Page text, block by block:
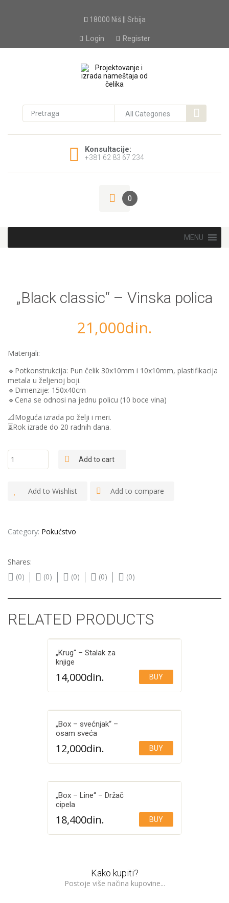
18000 Niš || Srbija
Login Register
Konsultacije:
+381 62 83 67 234
0
MENU
„Black classic“ – Vinska polica
21,000din.
Materijali:
🔹Potkonstrukcija: Pun čelik 30x10mm i 10x10mm, plastifikacija
metala u željenoj boji.
🔹Dimenzije: 150x40cm
🔹Cena se odnosi na jednu policu (10 boce vina)
📐Moguća izrada po želji i meri.
⏳Rok izrade do 20 radnih dana.
"Black
classic" -
quantity
Add to cart
Add to Wishlist Add to compare
Category: Pokućstvo
Shares:
(0)
(0) (0) (0) (0)
RELATED PRODUCTS
„Krug“ – Stalak za
knjige
14,000din. BUY
„Box – svećnjak“ –
osam sveća
12,000din. BUY
„Box – Line“ – Držač
cipela
18,400din. BUY
Kako kupiti?
Postoje više načina kupovine...